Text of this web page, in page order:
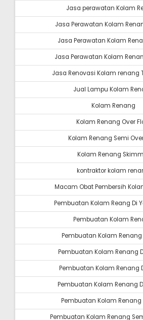
Jasa perawatan Kolam
Jasa Perawatan Kolam
Jasa Perawatan Kolam
Jasa Perawatan Kolam
Jasa Renovasi Kolam renang
Jual Lampu Kolam
Kolam Renang
Kolam Renang Over
Kolam Renang Semi
Kolam Renang
kontraktor kolam
Macam Obat Pembersih
Pembuatan Kolam Reang Di
Pembuatan Kolam
Pembuatan Kolam
Pembuatan Kolam Renang
Pembuatan Kolam Renang
Pembuatan Kolam Renang
Pembuatan Kolam
Pembuatan Kolam Renang